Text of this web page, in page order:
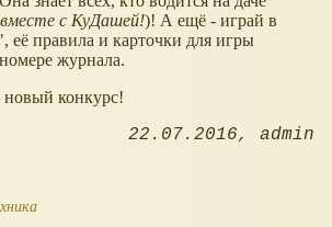
вместе с КуДашей!)! А ещё - играй в
её правила и карточки для игры
журнала.
конкурс!
22.07.2016 admin